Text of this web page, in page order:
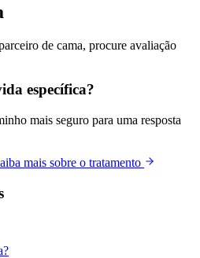
de cama, procure avaliação
específica?
mais seguro para uma resposta
mais sobre o tratamento